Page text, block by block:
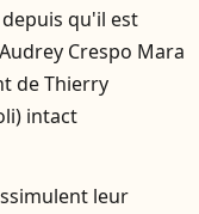
qu'il est
Crespo Mara
de Thierry
intact
leur